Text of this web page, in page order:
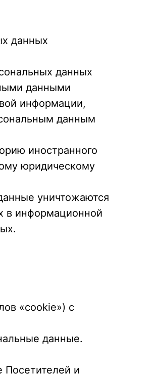
данных
данных
данными
информации,
данным
иностранного
юридическому
уничтожаются
в информационной
«cookie») с
данные.
Посетителей и